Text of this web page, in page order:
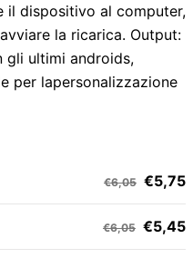
il dispositivo al computer,
la ricarica. Output:
gli ultimi androids,
per lapersonalizzazione
€6,05 €5,75
€6,05 €5,45